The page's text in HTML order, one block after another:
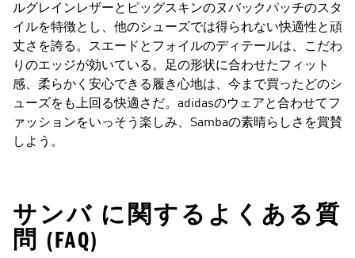
ルグレインレザーとピッグスキンのヌバックパッチのスタ
イルを特徴とし、他のシューズでは得られない快適性と頑
丈さを誇る。スエードとフォイルのディテールは、こだわ
りのエッジが効いている。足の形状に合わせたフィット
感、柔らかく安心できる履き心地は、今まで買ったどのシ
ューズをも上回る快適さだ。adidasのウェアと合わせてフ
ァッションをいっそう楽しみ、Sambaの素晴らしさを賞賛
しよう。
サンバ に関するよくある質
問 (FAQ)